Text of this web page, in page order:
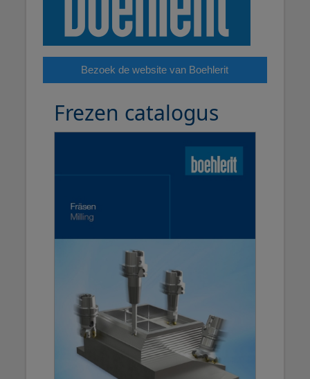
Bezoek de website van Boehlerit
Frezen catalogus